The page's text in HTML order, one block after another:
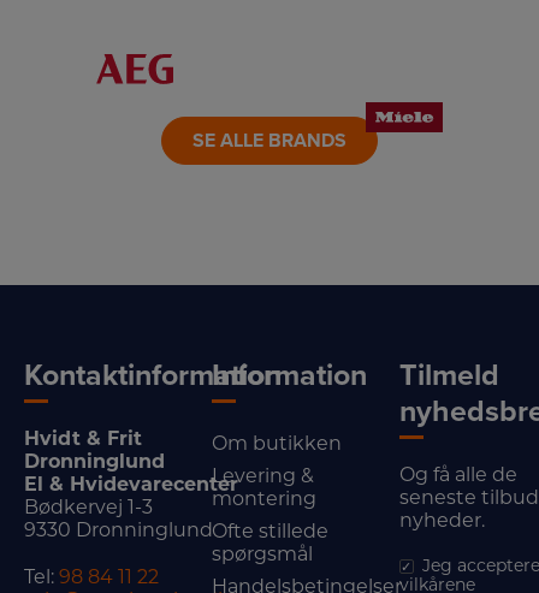
LINK
SE ALLE BRANDS
Kontaktinformation
Hvidt & Frit
Dronninglund
El & Hvidevarecenter
Bødkervej 1-3
9330 Dronninglund
Tel: 98 84 11 22
Information
Om butikken
Levering &
montering
Ofte stillede
spørgsmål
Handelsbetingelser
Tilmeld
Og få alle de
seneste
nyheder.
Jeg
vilkårene